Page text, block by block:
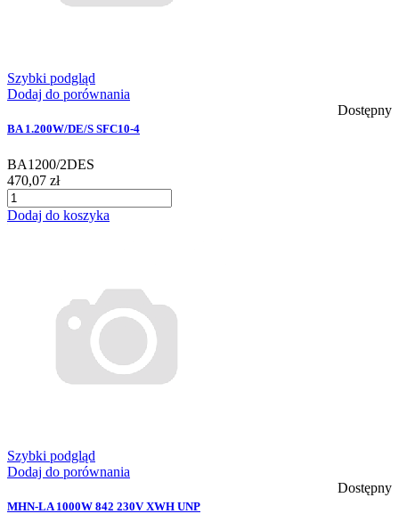
Szybki podgląd
Dodaj do porównania
Dostępny
BA 1.200W/DE/S SFC10-4
BA1200/2DES
470,07 zł
Dodaj do koszyka
Szybki podgląd
Dodaj do porównania
Dostępny
MHN-LA 1000W 842 230V XWH UNP